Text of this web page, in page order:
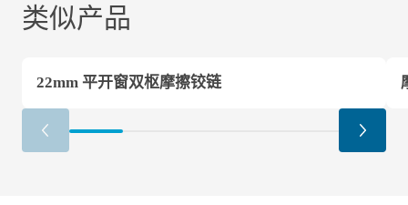
类似产品
22mm 平开窗双枢摩擦铰链